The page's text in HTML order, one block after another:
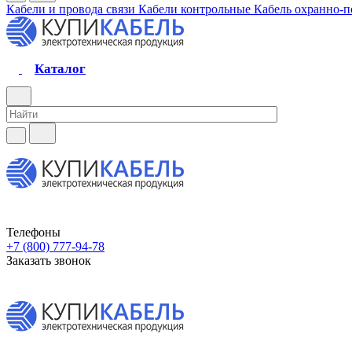
Кабели и провода связи Кабели контрольные Кабель охранно-
Каталог
Телефоны
+7 (800) 777-94-78
Заказать звонок